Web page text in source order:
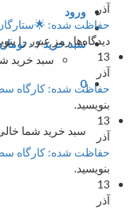
ورود
سبد خرید /۰تومان0
سبد خرید
0
سبد خرید شما
آذر
حفاظت شده: 🌟ستارگان
دیدگاه‌ها رمز عبور را
13
آذر
حفاظت شده: کارگاه
بنویسید.
13
آذر
حفاظت شده: کارگاه سطح
بنویسید.
13
آذر